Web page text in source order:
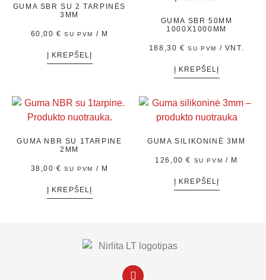
GUMA SBR SU 2 TARPINĖS
3MM
60,00€ SU PVM / M
Į KREPŠELĮ
GUMA SBR 50MM
1000X1000MM
188,30€ SU PVM / VNT.
Į KREPŠELĮ
GUMA NBR SU 1TARPINE
2MM
38,00€ SU PVM / M
Į KREPŠELĮ
GUMA SILIKONINĖ 3MM
126,00€ SU PVM / M
Į KREPŠELĮ